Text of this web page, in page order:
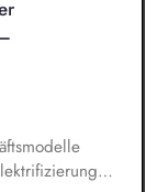
der
von
der
aus